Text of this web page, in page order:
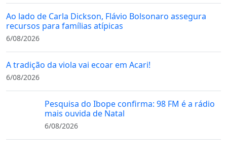
Ao lado de Carla Dickson, Flávio Bolsonaro assegura
recursos para famílias atípicas
6/08/2026
A tradição da viola vai ecoar em Acari!
6/08/2026
Pesquisa do Ibope confirma: 98 FM é a rádio
mais ouvida de Natal
6/08/2026